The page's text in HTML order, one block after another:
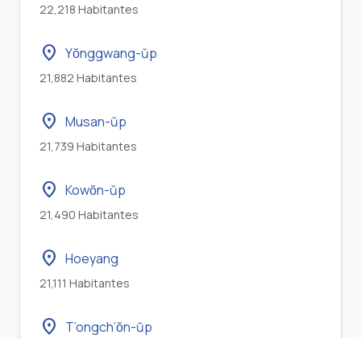
22,218 Habitantes
location_on Yŏnggwang-ŭp
21,882 Habitantes
location_on Musan-ŭp
21,739 Habitantes
location_on Kowŏn-ŭp
21,490 Habitantes
location_on Hoeyang
21,111 Habitantes
location_on T’ongch’ŏn-ŭp